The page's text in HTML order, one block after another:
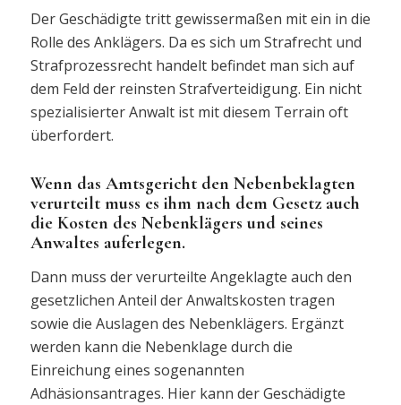
Der Geschädigte tritt gewissermaßen mit ein in die
Rolle des Anklägers. Da es sich um Strafrecht und
Strafprozessrecht handelt befindet man sich auf
dem Feld der reinsten Strafverteidigung. Ein nicht
spezialisierter Anwalt ist mit diesem Terrain oft
überfordert.
Wenn das Amtsgericht den Nebenbeklagten
verurteilt muss es ihm nach dem Gesetz auch
die Kosten des Nebenklägers und seines
Anwaltes auferlegen.
Dann muss der verurteilte Angeklagte auch den
gesetzlichen Anteil der Anwaltskosten tragen
sowie die Auslagen des Nebenklägers. Ergänzt
werden kann die Nebenklage durch die
Einreichung eines sogenannten
Adhäsionsantrages. Hier kann der Geschädigte